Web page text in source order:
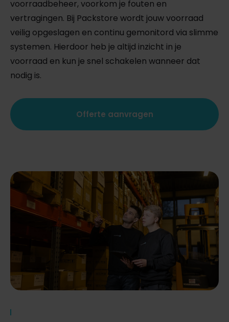
voorraadbeheer, voorkom je fouten en
vertragingen. Bij Packstore wordt jouw voorraad
veilig opgeslagen en continu gemonitord via slimme
systemen. Hierdoor heb je altijd inzicht in je
voorraad en kun je snel schakelen wanneer dat
nodig is.
Offerte aanvragen